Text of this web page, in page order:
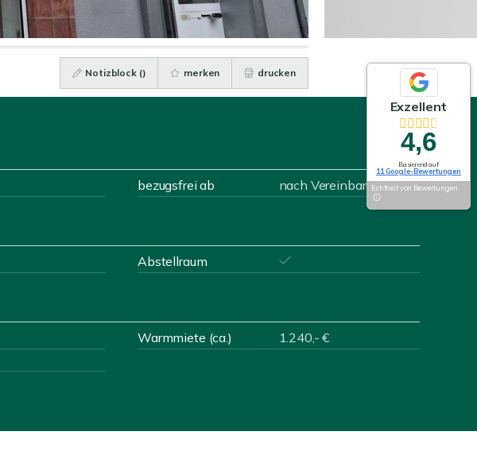
Notizblock () merken drucken
bezugsfrei ab nach Vereinbarung
Abstellraum
Warmmiete (ca.)
1.240,- €
Exzellent
4,6
Basierend auf
11 Google-Bewertungen
Echtheit von Bewertungen